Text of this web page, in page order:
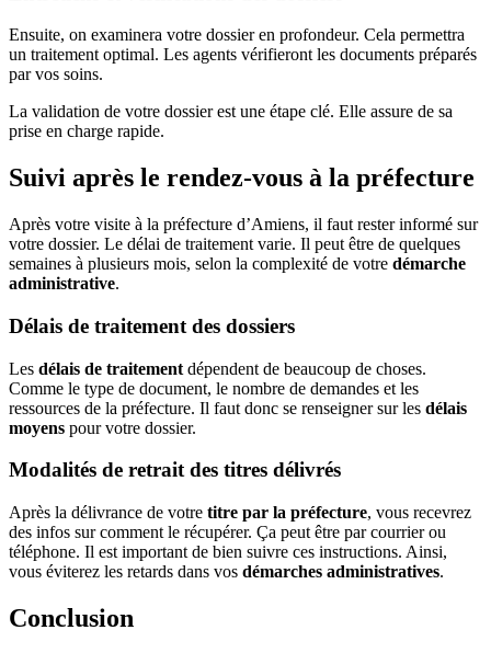
Ensuite, on examinera votre dossier en profondeur. Cela permettra
un traitement optimal. Les agents vérifieront les documents préparés
par vos soins.
La validation de votre dossier est une étape clé. Elle assure de sa
prise en charge rapide.
Suivi après le rendez-vous à la préfecture
Après votre visite à la préfecture d’Amiens, il faut rester informé sur
votre dossier. Le délai de traitement varie. Il peut être de quelques
semaines à plusieurs mois, selon la complexité de votre démarche
administrative.
Délais de traitement des dossiers
Les délais de traitement dépendent de beaucoup de choses.
Comme le type de document, le nombre de demandes et les
ressources de la préfecture. Il faut donc se renseigner sur les délais
moyens pour votre dossier.
Modalités de retrait des titres délivrés
Après la délivrance de votre titre par la préfecture, vous recevrez
des infos sur comment le récupérer. Ça peut être par courrier ou
téléphone. Il est important de bien suivre ces instructions. Ainsi,
vous éviterez les retards dans vos démarches administratives.
Conclusion